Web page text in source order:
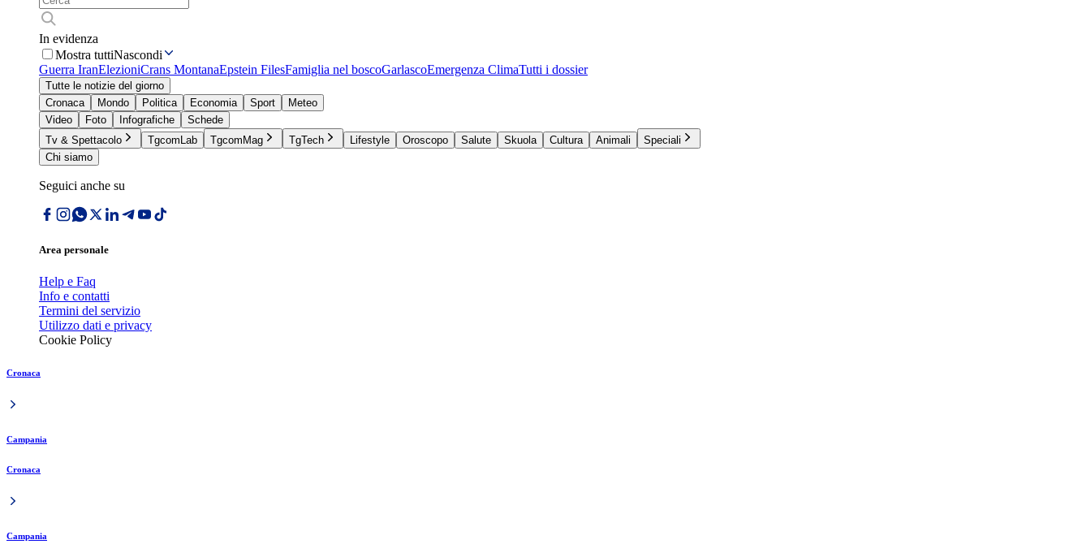
In evidenza
Mostra tuttiNascondi
Guerra IranElezioniCrans MontanaEpstein FilesFamiglia nel boscoGarlascoEmergenza ClimaTutti i dossier
Tutte le notizie del giorno
Cronaca
Mondo Politica Economia Sport
Meteo
Video
Foto Infografiche
Schede
Tv & Spettacolo
TgcomLab TgcomMag TgTech Lifestyle Oroscopo Salute Skuola Cultura Animali
Speciali
Chi siamo
Seguici anche su
Area personale
Help e Faq
Info e contatti
Termini del servizio
Utilizzo dati e privacy
Cookie Policy
Cronaca
Campania
Cronaca
Campania